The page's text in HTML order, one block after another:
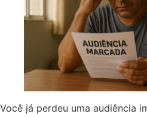
Você já perdeu uma audiência